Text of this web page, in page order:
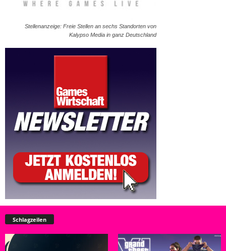
Stellenanzeige: Freie Stellen an sechs Standorten von
Kalypso Media in ganz Deutschland
Schlagzeilen